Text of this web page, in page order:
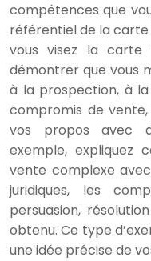
compétences que
référentiel de la carte
vous visez la carte
démontrer que vous
à la prospection, à
compromis de
vos propos avec
exemple, expliquez
vente complexe
juridiques, les
persuasion,
obtenu. Ce type
une idée précise de